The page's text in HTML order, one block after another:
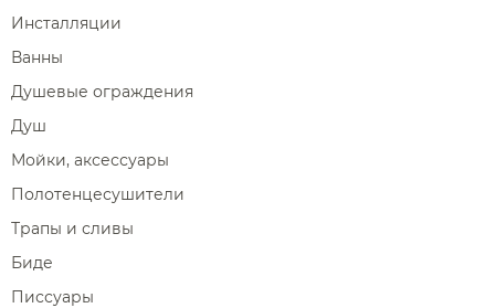
Инсталляции
Ванны
Душевые ограждения
Душ
Мойки, аксессуары
Полотенцесушители
Трапы и сливы
Биде
Писсуары